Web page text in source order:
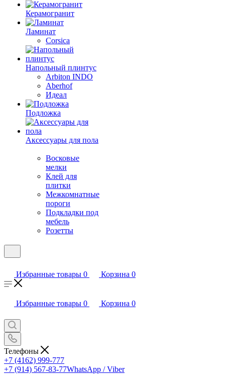
Керамогранит
Ламинат
Corsica
Напольный плинтус
Arbiton INDO
Aberhof
Идеал
Подложка
Аксессуары для пола
Восковые
мелки
Клей для
плитки
Межкомнатные
пороги
Подкладки под
мебель
Розетты
Избранные товары 0 Корзина 0
Избранные товары 0 Корзина 0
Телефоны
+7 (4162) 999-777
+7 (914) 567-83-77WhatsApp / Viber